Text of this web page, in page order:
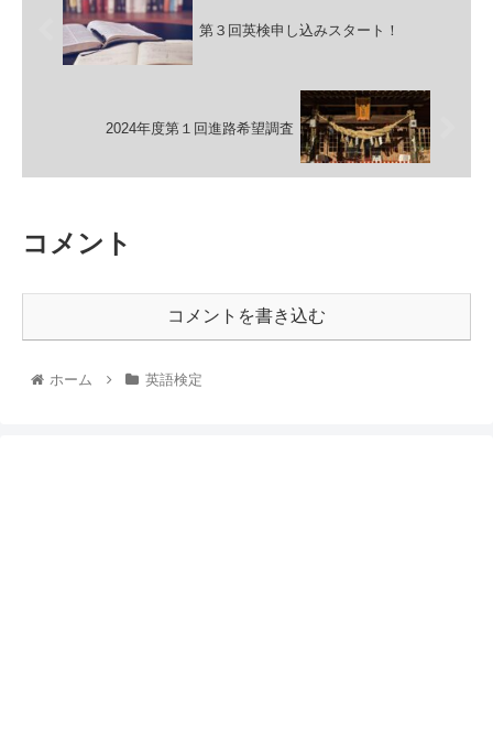
第３回英検申し込みスタート！
2024年度第１回進路希望調査
コメント
コメントを書き込む
ホーム 英語検定